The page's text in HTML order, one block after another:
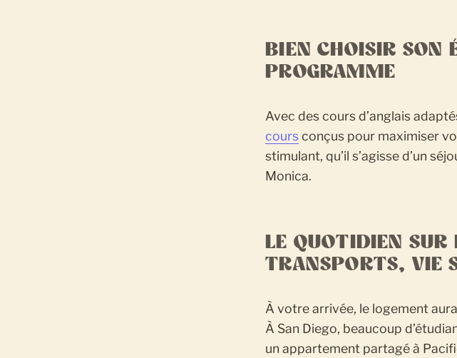
BIEN CHOISIR SON
PROGRAMME
Avec des cours d’anglais
coursconçus pour maximiser
stimulant, qu’il s’agisse d’un
Monica.
LE QUOTIDIEN
TRANSPORTS, VIE
À votre arrivée, le logement
À San Diego, beaucoup
un appartement partagé à